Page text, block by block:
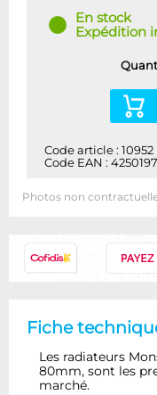
En stock
Expédition
Code article : 10952
Code EAN :
Photos non
Fiche
Les radiateurs
80mm, sont les
marché.